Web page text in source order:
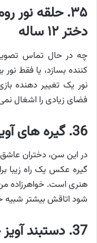
۳۵. حلقه نور
دختر ۱۲ ساله
چه در حال تماس
کننده بسازد، یا فقط
نور یک تغییر دهنده
فضای زیادی را اشغال
36. گیره های
در این سن، دختران
گیره عکس یک راه زیبا
هنری است. خواهرزاده
شود اتاقش بیشتر
37. دستبند